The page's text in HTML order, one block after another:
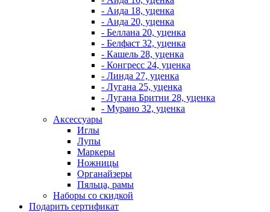
- Аида 18, уценка
- Аида 20, уценка
- Беллана 20, уценка
- Белфаст 32, уценка
- Кашель 28, уценка
- Конгресс 24, уценка
- Линда 27, уценка
- Лугана 25, уценка
- Лугана Бритни 28, уценка
- Мурано 32, уценка
Аксессуары
Иглы
Лупы
Маркеры
Ножницы
Органайзеры
Пяльца, рамы
Наборы со скидкой
Подарить сертификат